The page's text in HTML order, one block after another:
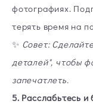
фотографиях.
терять время на
✨ Совет:
деталей", чтобы
запечатлеть.
5. Расслабьтесь и